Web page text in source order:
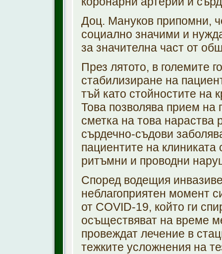
Доц. Мануков припомни,
социално значими и
за значителна част от
През лятото, в големите
стабилизиране на
тъй като стойностите на
Това позволява прием
сметка на това нараства
сърдечно-съдови
пациентите на
ритъмни и проводни
Според водещия
неблагоприятен момент
от COVID-19, който ги
осъществяват на време
провеждат лечение в
тежките усложнения на